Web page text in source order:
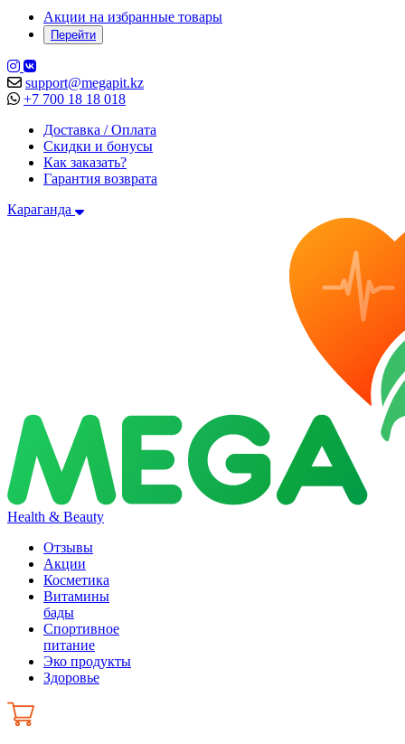
Акции на избранные товары
Перейти
support@megapit.kz
+7 700 18 18 018
Доставка / Оплата
Скидки и бонусы
Как заказать?
Гарантия возврата
Караганда
Health & Beauty
Отзывы
Акции
Косметика
Витамины
бады
Спортивное
питание
Эко продукты
Здоровье